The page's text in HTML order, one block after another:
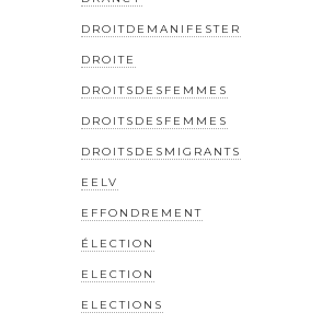
DROITDEMANIFESTER
DROITE
DROITSDESFEMMES
DROITSDESFEMMES
DROITSDESMIGRANTS
EELV
EFFONDREMENT
ÉLECTION
ELECTION
ELECTIONS